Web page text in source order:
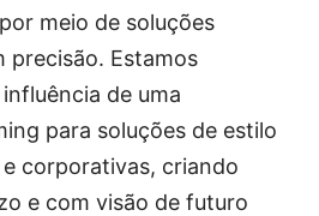
meio de soluções
precisão. Estamos
de uma
para soluções de estilo
corporativas, criando
e com visão de futuro